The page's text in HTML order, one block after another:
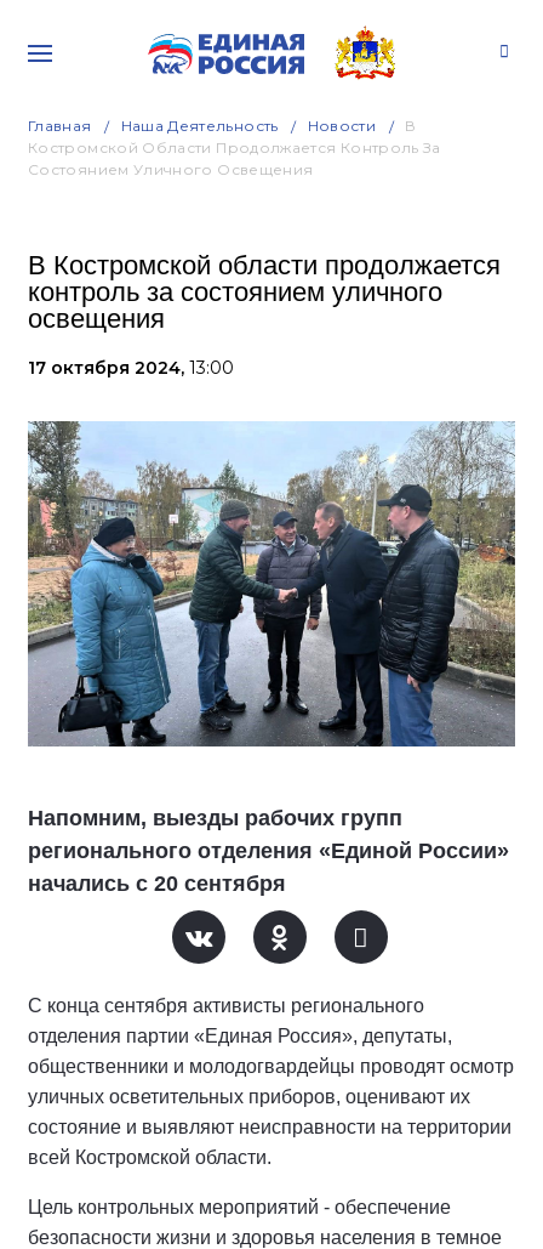
Главная Наша Деятельность Новости
В
Костромской Области Продолжается Контроль За
Состоянием Уличного Освещения
В Костромской области продолжается
контроль за состоянием уличного
освещения
17 октября 2024, 13:00
Напомним, выезды рабочих групп
регионального отделения «Единой России»
начались с 20 сентября
С конца сентября активисты регионального
отделения партии «Единая Россия», депутаты,
общественники и молодогвардейцы проводят осмотр
уличных осветительных приборов, оценивают их
состояние и выявляют неисправности на территории
всей Костромской области.
Цель контрольных мероприятий - обеспечение
безопасности жизни и здоровья населения в темное